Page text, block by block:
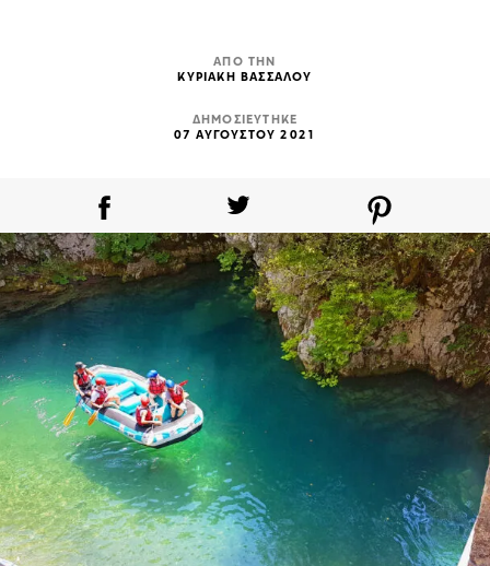
ΑΠΟ ΤΗΝ
ΚΥΡΙΑΚΗ ΒΑΣΣΑΛΟΥ
ΔΗΜΟΣΙΕΥΤΗΚΕ
07 ΑΥΓΟΥΣΤΟΥ 2021